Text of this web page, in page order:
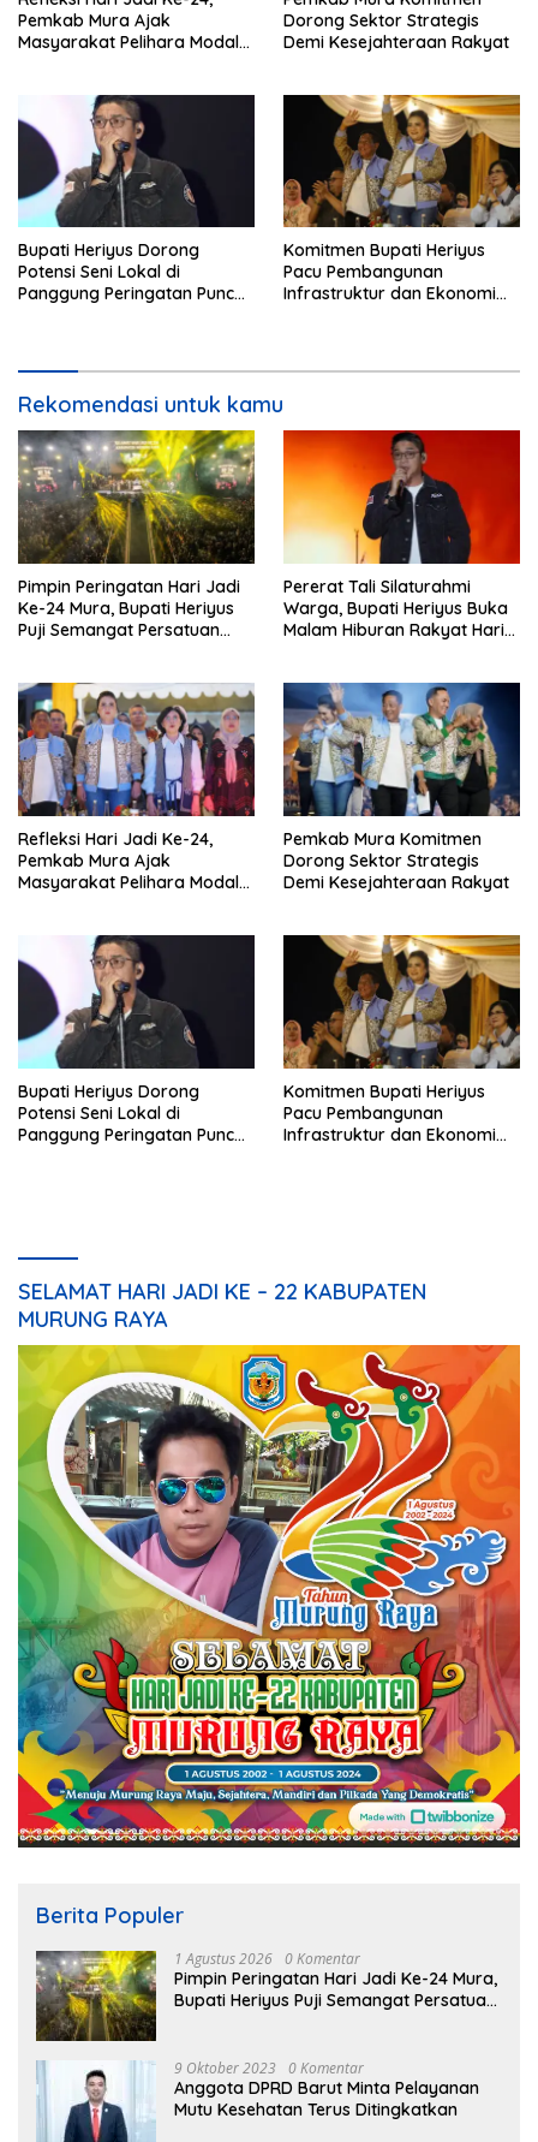
Pemkab Mura Ajak
Masyarakat Pelihara Modal
Dorong Sektor Strategis
Demi Kesejahteraan Rakyat
Bupati Heriyus Dorong
Potensi Seni Lokal di
Panggung Peringatan Puncak
Komitmen Bupati Heriyus
Pacu Pembangunan
Infrastruktur dan Ekonomi
Rekomendasi untuk kamu
Pimpin Peringatan Hari Jadi
Ke-24 Mura, Bupati Heriyus
Puji Semangat Persatuan
Pererat Tali Silaturahmi
Warga, Bupati Heriyus Buka
Malam Hiburan Rakyat Hari
Refleksi Hari Jadi Ke-24,
Pemkab Mura Ajak
Masyarakat Pelihara Modal
Pemkab Mura Komitmen
Dorong Sektor Strategis
Demi Kesejahteraan Rakyat
Bupati Heriyus Dorong
Potensi Seni Lokal di
Panggung Peringatan Puncak
Komitmen Bupati Heriyus
Pacu Pembangunan
Infrastruktur dan Ekonomi
SELAMAT HARI JADI KE – 22 KABUPATEN
MURUNG RAYA
Berita Populer
1 Agustus 2026 0 Komentar
Pimpin Peringatan Hari Jadi Ke-24 Mura,
Bupati Heriyus Puji Semangat Persatuan
9 Oktober 2023 0 Komentar
Anggota DPRD Barut Minta Pelayanan
Mutu Kesehatan Terus Ditingkatkan